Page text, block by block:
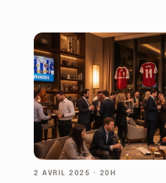
2 AVRIL 2025 · 20H